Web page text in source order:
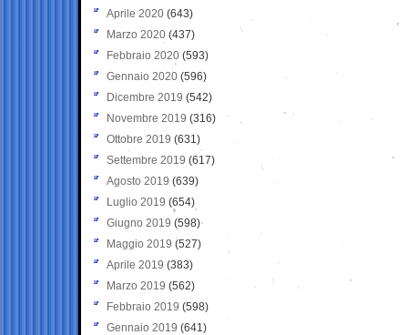
Aprile 2020 (643)
Marzo 2020 (437)
Febbraio 2020 (593)
Gennaio 2020 (596)
Dicembre 2019 (542)
Novembre 2019 (316)
Ottobre 2019 (631)
Settembre 2019 (617)
Agosto 2019 (639)
Luglio 2019 (654)
Giugno 2019 (598)
Maggio 2019 (527)
Aprile 2019 (383)
Marzo 2019 (562)
Febbraio 2019 (598)
Gennaio 2019 (641)